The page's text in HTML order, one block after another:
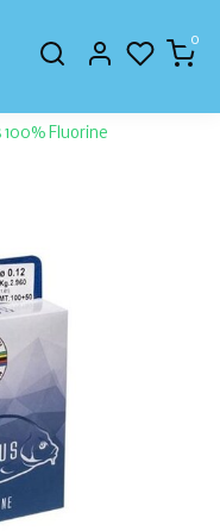
0
100% Fluorine